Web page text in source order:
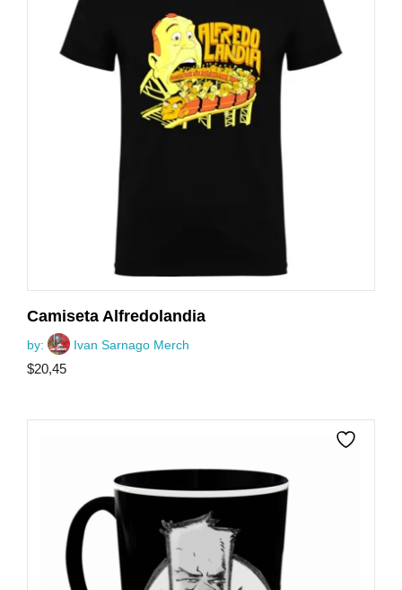
Camiseta Alfredolandia
by: Ivan Sarnago Merch
$20,45